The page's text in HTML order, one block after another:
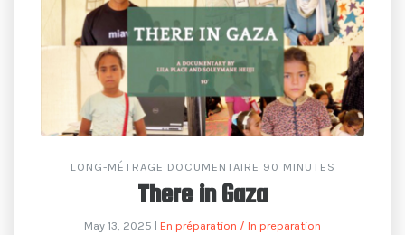
LONG-MÉTRAGE DOCUMENTAIRE 90 MINUTES
There in Gaza
May 13, 2025 | En préparation / In preparation